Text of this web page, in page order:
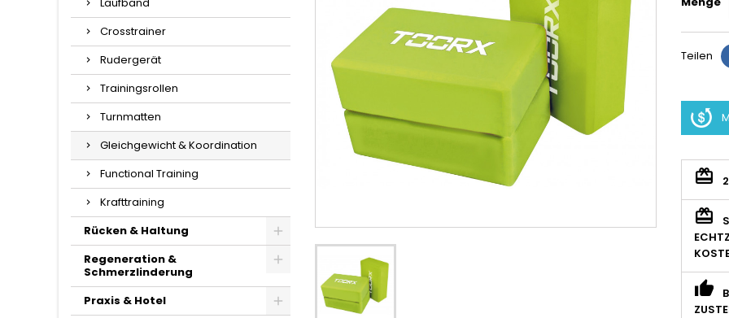
Crosstrainer
Rudergerät
Trainingsrollen
Turnmatten
Gleichgewicht & Koordination
Functional Training
Krafttraining
Rücken & Haltung
Regeneration &
Schmerzlinderung
Praxis & Hotel
Teilen